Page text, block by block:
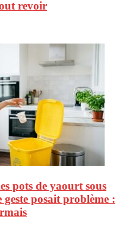
revoir
pots de yaourt sous
geste posait problème :